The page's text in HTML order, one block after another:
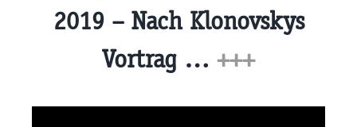
2019 – Nach Klonovskys
Vortrag … +++